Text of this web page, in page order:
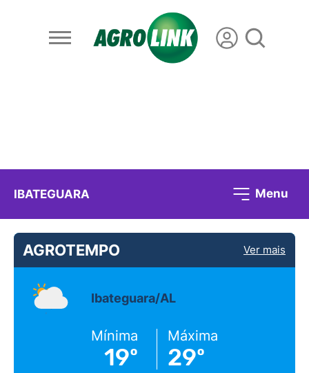
IBATEGUARA Menu
AGROTEMPO Ver mais
Ibateguara/AL
Mínima
19º
Máxima
29º